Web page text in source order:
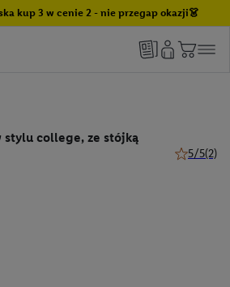
kup 3 w cenie 2 - nie przegap okazji👗
stylu college, ze stójką
5/5(2)